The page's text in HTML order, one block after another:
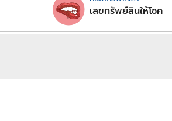
เลขทรัพย์สินให้โชค